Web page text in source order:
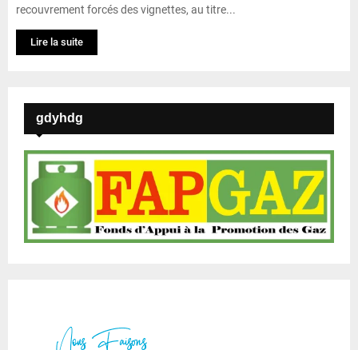
recouvrement forcés des vignettes, au titre...
Lire la suite
gdyhdg